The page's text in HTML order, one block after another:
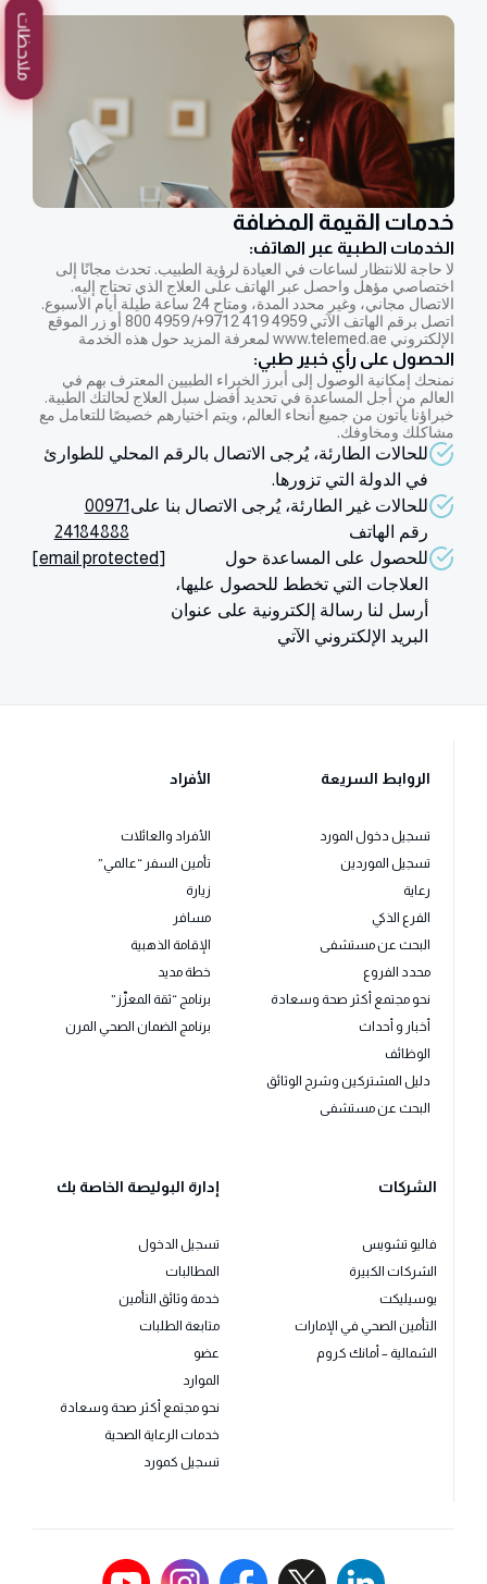
خدمات القيمة المضافة
الخدمات الطبية عبر الهاتف:
لا حاجة للانتظار لساعات في العيادة لرؤية الطبيب. تحدث مجانًا إلى
اختصاصي مؤهل واحصل عبر الهاتف على العلاج الذي تحتاج إليه.
الاتصال مجاني، وغير محدد المدة، ومتاح 24 ساعة طيلة أيام الأسبوع.
اتصل برقم الهاتف الآتي 4959 419 9712+/ 4959 800 أو زر الموقع
الإلكتروني www.telemed.ae لمعرفة المزيد حول هذه الخدمة
الحصول على رأي خبير طبي:
نمنحك إمكانية الوصول إلى أبرز الخبراء الطبيين المعترف بهم في
العالم من أجل المساعدة في تحديد أفضل سبل العلاج لحالتك الطبية.
خبراؤنا يأتون من جميع أنحاء العالم، ويتم اختيارهم خصيصًا للتعامل مع
مشاكلك ومخاوفك.
للحالات الطارئة، يُرجى الاتصال بالرقم المحلي للطوارئ
في الدولة التي تزورها.
للحالات غير الطارئة، يُرجى الاتصال بنا على
رقم الهاتف
00971
24184888
للحصول على المساعدة حول
العلاجات التي تخطط للحصول عليها،
أرسل لنا رسالة إلكترونية على عنوان
البريد الإلكتروني الآتي
[email protected]
الروابط السريعة
تسجيل دخول المورد
تسجيل الموردين
رعاية
الفرع الذكي
البحث عن مستشفى
محدد الفروع
نحو مجتمع أكثر صحة وسعادة
أخبار و أحداث
الوظائف
دليل المشتركين وشرح الوثائق
البحث عن مستشفى
الأفراد
الأفراد والعائلات
تأمين السفر “عالمي”
زيارة
مسافر
الإقامة الذهبية
خطة مديد
برنامج “ثقة المعزّز”
برنامج الضمان الصحي المرن
الشركات
فاليو تشويس
الشركات الكبيرة
يوسيليكت
التأمين الصحي في الإمارات
الشمالية – أمانك كروم
إدارة البوليصة الخاصة بك
تسجيل الدخول
المطالبات
خدمة وثائق التأمين
متابعة الطلبات
عضو
الموارد
نحو مجتمع أكثر صحة وسعادة
خدمات الرعاية الصحية
تسجيل كمورد
ملاحظات